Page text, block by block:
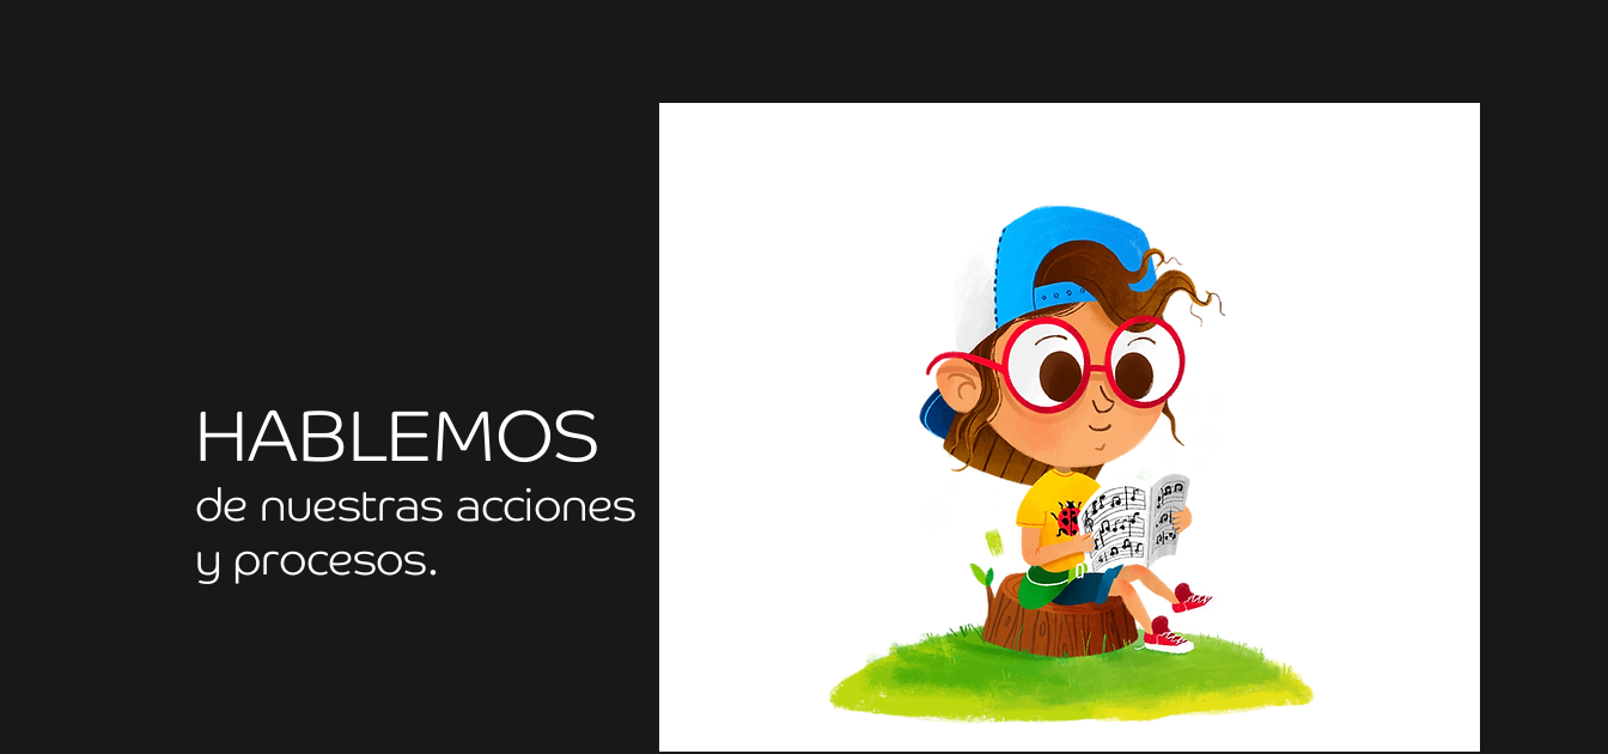
HABLEMOS
de nuestras acciones
y procesos.